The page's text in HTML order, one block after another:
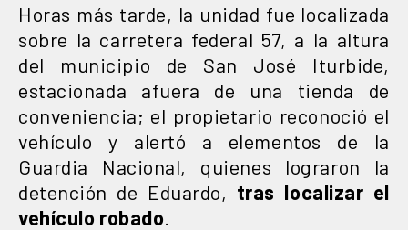
Horas más tarde, la unidad fue localizada
sobre la carretera federal 57, a la altura
del municipio de San José Iturbide,
estacionada afuera de una tienda de
conveniencia; el propietario reconoció el
vehículo y alertó a elementos de la
Guardia Nacional, quienes lograron la
detención de Eduardo, tras localizar el
vehículo robado